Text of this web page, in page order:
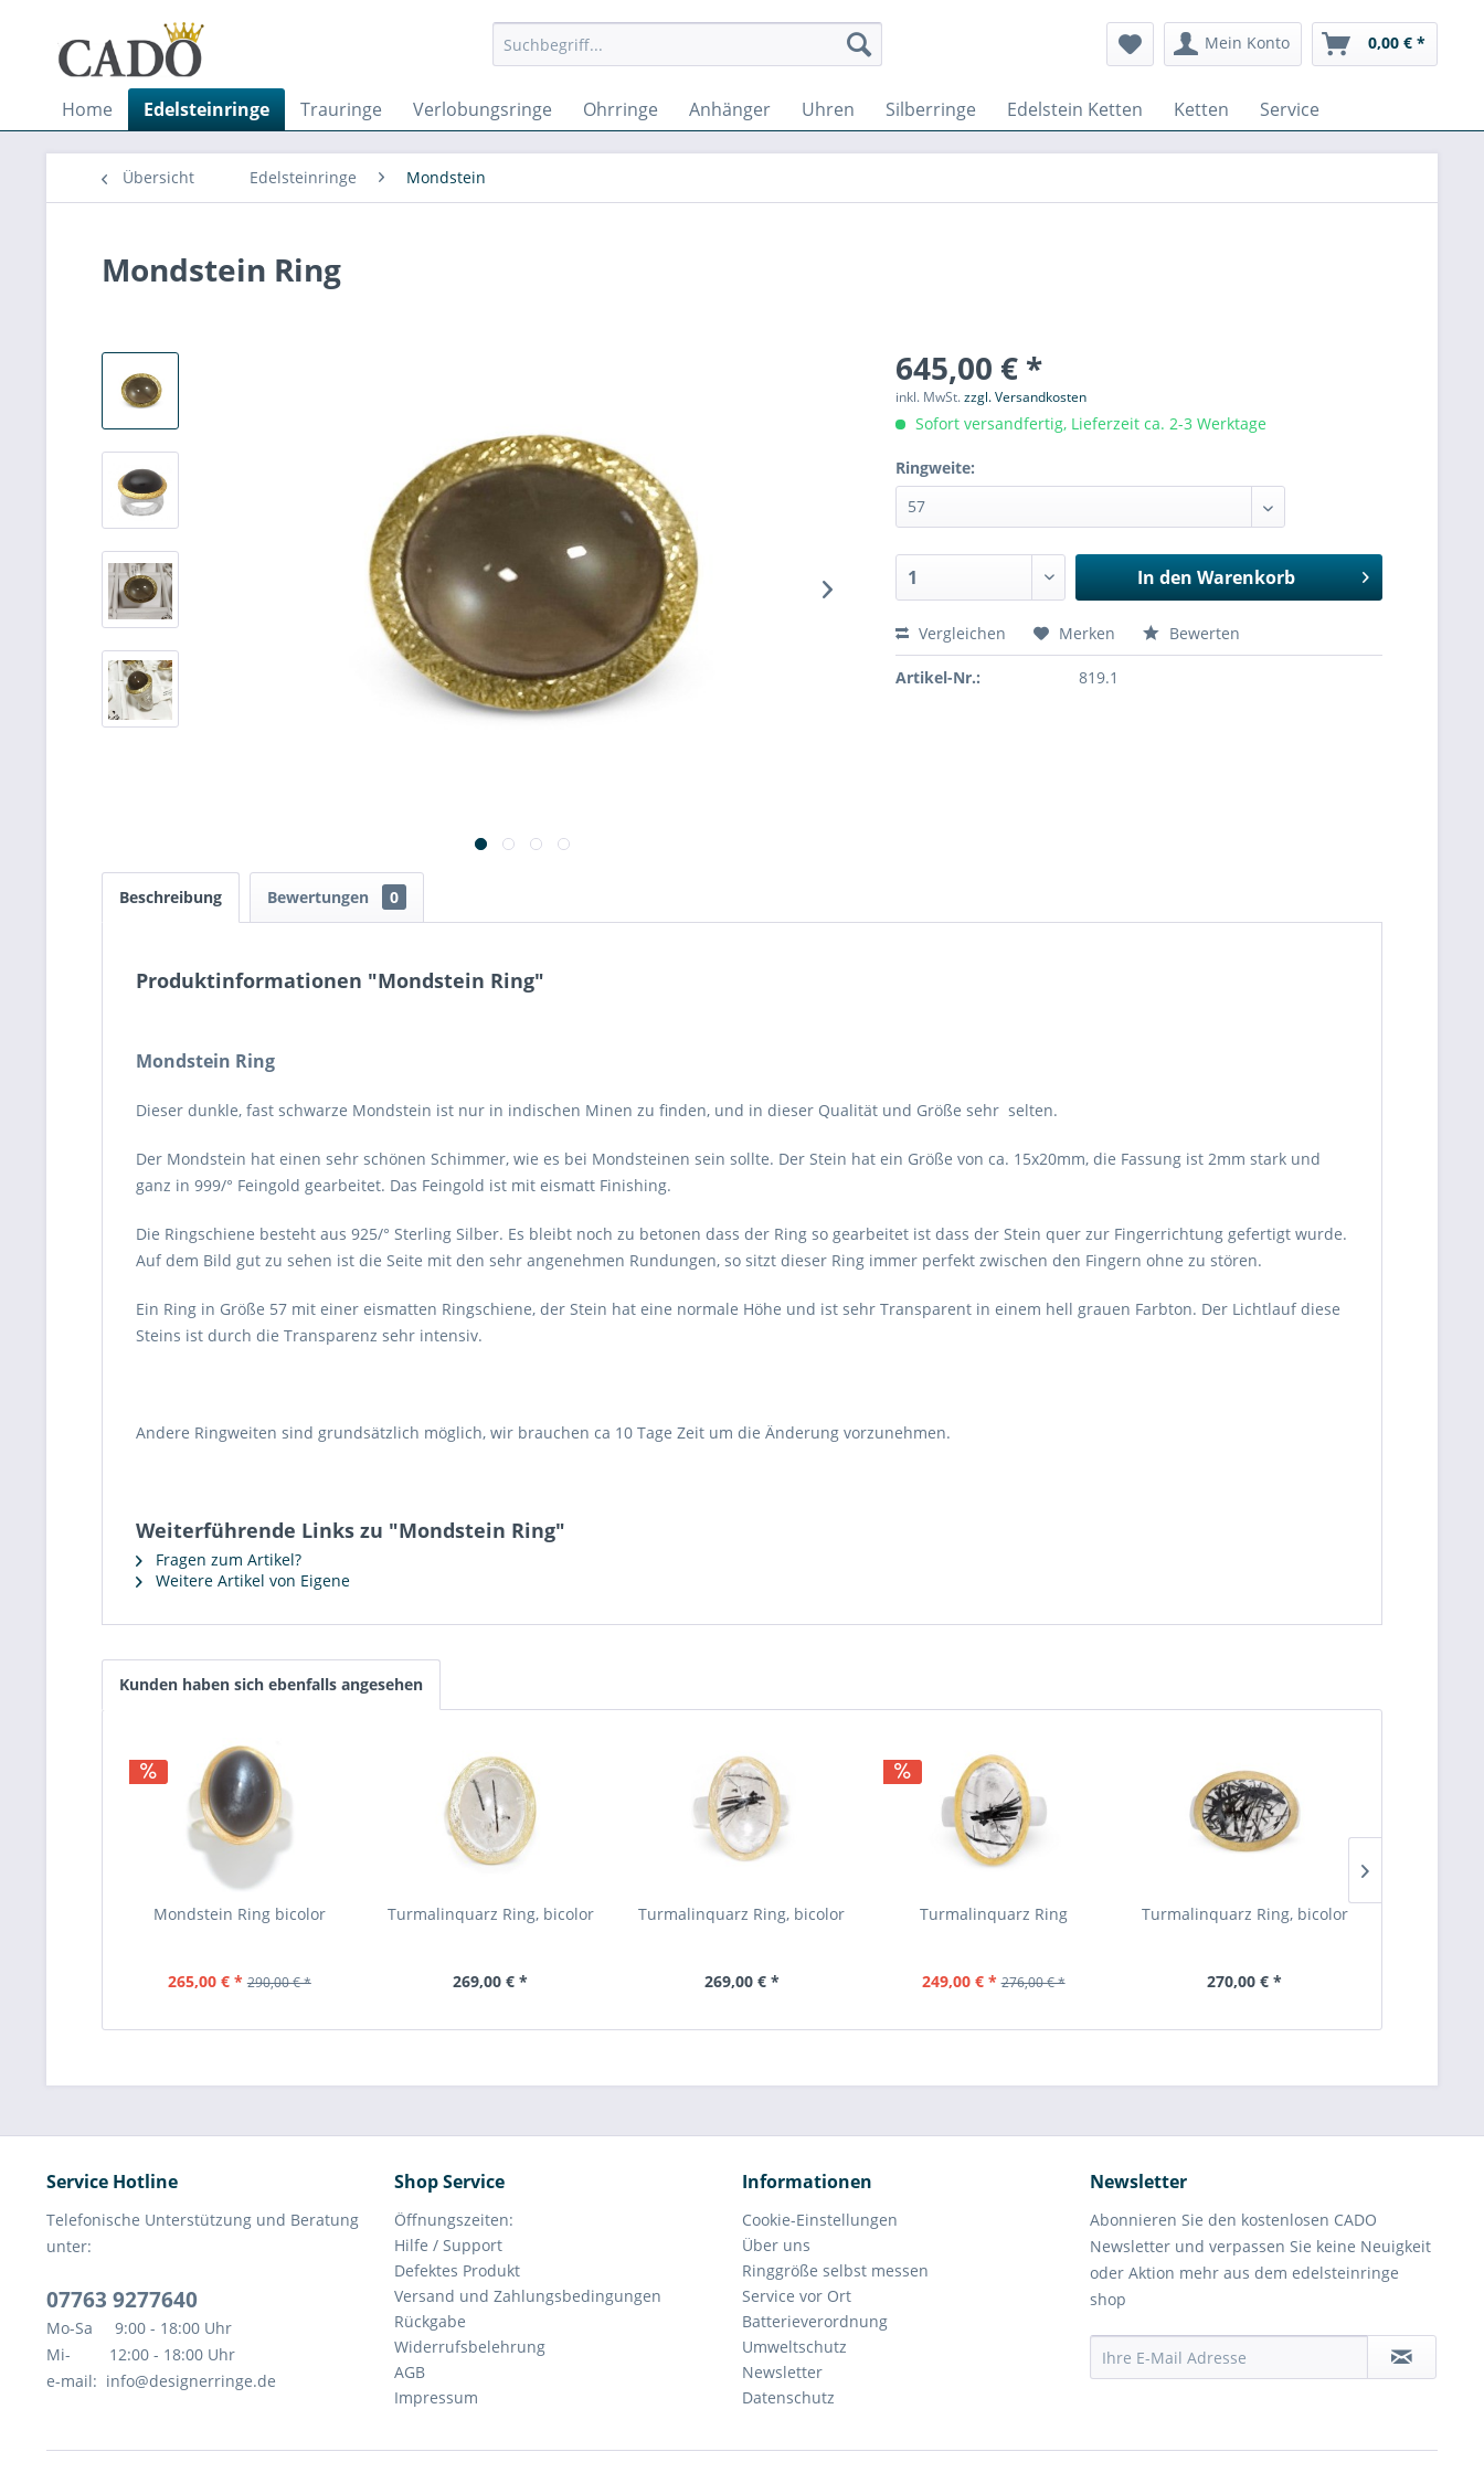
Mein Konto 0,00 € *
Home Edelsteinringe Trauringe Verlobungsringe Ohrringe Anhänger Uhren Silberringe Edelstein Ketten Ketten Service
Übersicht Edelsteinringe Mondstein
Mondstein Ring
645,00 € *
inkl. MwSt.zzgl. Versandkosten
Sofort versandfertig, Lieferzeit ca. 2-3 Werktage
Ringweite:
In den Warenkorb
Vergleichen Merken Bewerten
Artikel-Nr.: 819.1
Beschreibung Bewertungen 0
Produktinformationen "Mondstein Ring"
Mondstein Ring
Dieser dunkle, fast schwarze Mondstein ist nur in indischen Minen zu finden, und in dieser Qualität und Größe sehr selten.
Der Mondstein hat einen sehr schönen Schimmer, wie es bei Mondsteinen sein sollte. Der Stein hat ein Größe von ca. 15x20mm, die Fassung ist 2mm stark und
ganz in 999/° Feingold gearbeitet. Das Feingold ist mit eismatt Finishing.
Die Ringschiene besteht aus 925/° Sterling Silber. Es bleibt noch zu betonen dass der Ring so gearbeitet ist dass der Stein quer zur Fingerrichtung gefertigt wurde.
Auf dem Bild gut zu sehen ist die Seite mit den sehr angenehmen Rundungen, so sitzt dieser Ring immer perfekt zwischen den Fingern ohne zu stören.
Ein Ring in Größe 57 mit einer eismatten Ringschiene, der Stein hat eine normale Höhe und ist sehr Transparent in einem hell grauen Farbton. Der Lichtlauf diese
Steins ist durch die Transparenz sehr intensiv.
Andere Ringweiten sind grundsätzlich möglich, wir brauchen ca 10 Tage Zeit um die Änderung vorzunehmen.
Weiterführende Links zu "Mondstein Ring"
Fragen zum Artikel?
Weitere Artikel von Eigene
Kunden haben sich ebenfalls angesehen
Mondstein Ring bicolor
265,00 € * 290,00 € *
Turmalinquarz Ring, bicolor
269,00 € *
Turmalinquarz Ring, bicolor
269,00 € *
Turmalinquarz Ring
249,00 € * 276,00 € *
Turmalinquarz Ring, bicolor
270,00 € *
Service Hotline
Telefonische Unterstützung und Beratung
unter:
07763 9277640
Mo-Sa 9:00 - 18:00 Uhr
Mi- 12:00 - 18:00 Uhr
e-mail: info@designerringe.de
Shop Service
Öffnungszeiten:
Hilfe / Support
Defektes Produkt
Versand und Zahlungsbedingungen
Rückgabe
Widerrufsbelehrung
AGB
Impressum
Informationen
Cookie-Einstellungen
Über uns
Ringgröße selbst messen
Service vor Ort
Batterieverordnung
Umweltschutz
Newsletter
Datenschutz
Newsletter
Abonnieren Sie den kostenlosen CADO
Newsletter und verpassen Sie keine Neuigkeit
oder Aktion mehr aus dem edelsteinringe
shop